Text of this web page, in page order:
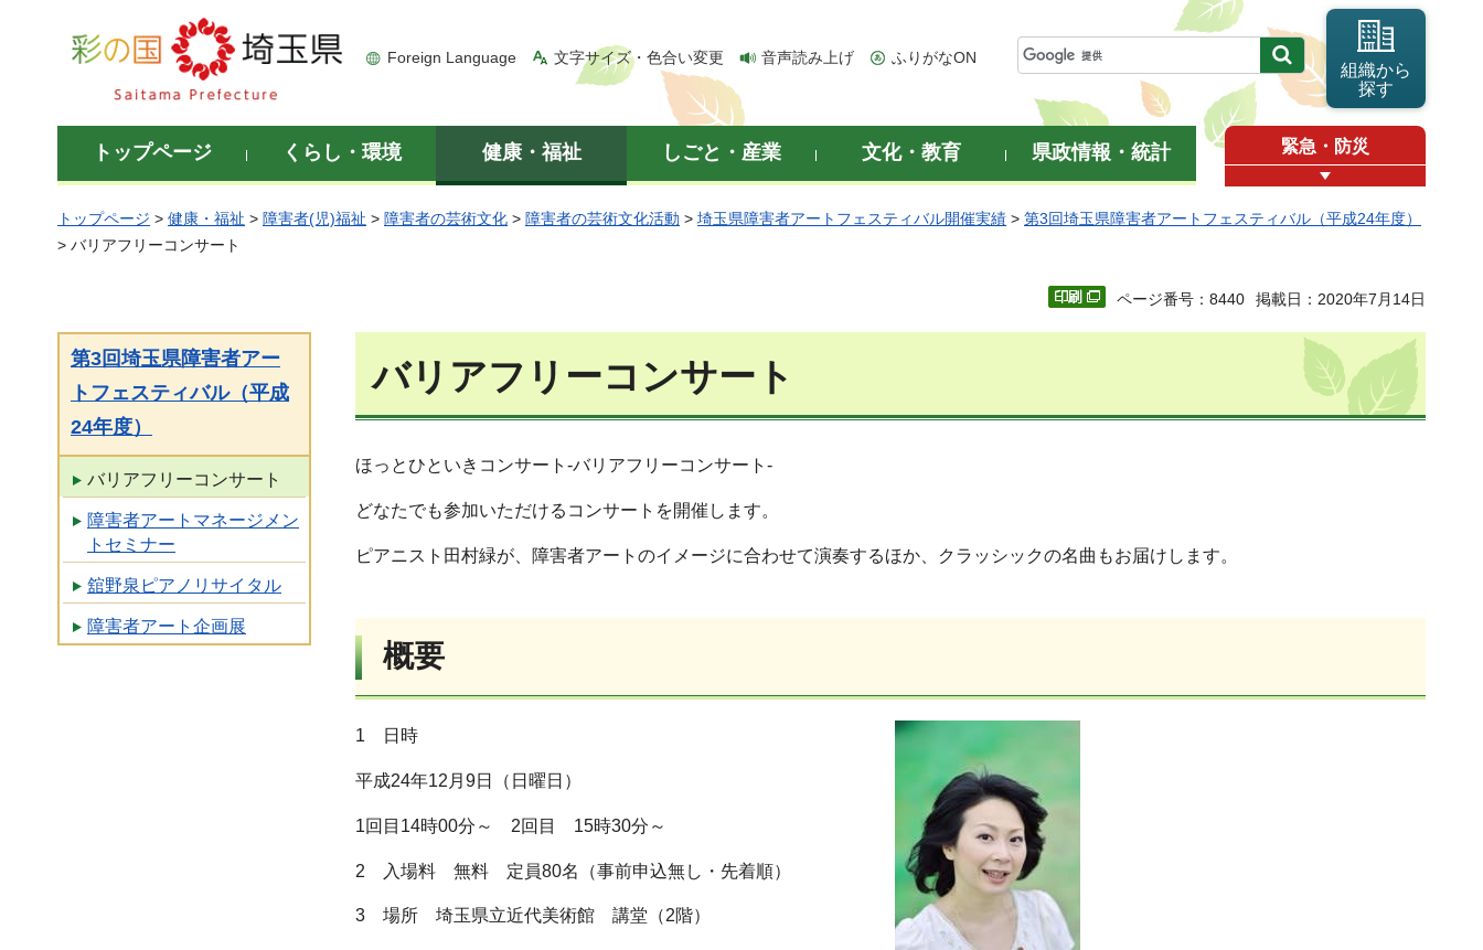
彩の国 埼玉県
Foreign Language 文字サイズ・色合い変更 音声読み上げ ふりがなON
組織から
探す
トップページ くらし・環境 健康・福祉 しごと・産業 文化・教育 県政情報・統計 緊急・防災
トップページ > 健康・福祉 > 障害者(児)福祉 > 障害者の芸術文化 > 障害者の芸術文化活動 > 埼玉県障害者アートフェスティバル開催実績 > 第3回埼玉県障害者アートフェスティバル（平成24年度）
> バリアフリーコンサート
ページ番号：8440 掲載日：2020年7月14日
第3回埼玉県障害者アー
トフェスティバル（平成
24年度）
バリアフリーコンサート
障害者アートマネージメン
トセミナー
舘野泉ピアノリサイタル
障害者アート企画展
バリアフリーコンサート
ほっとひといきコンサート-バリアフリーコンサート-
どなたでも参加いただけるコンサートを開催します。
ピアニスト田村緑が、障害者アートのイメージに合わせて演奏するほか、クラッシックの名曲もお届けします。
概要
1 日時
平成24年12月9日（日曜日）
1回目14時00分～ 2回目 15時30分～
2 入場料 無料 定員80名（事前申込無し・先着順）
3 場所 埼玉県立近代美術館 講堂（2階）